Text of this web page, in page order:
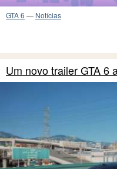
GTA 6 — Notícias
Um novo trailer GTA 6